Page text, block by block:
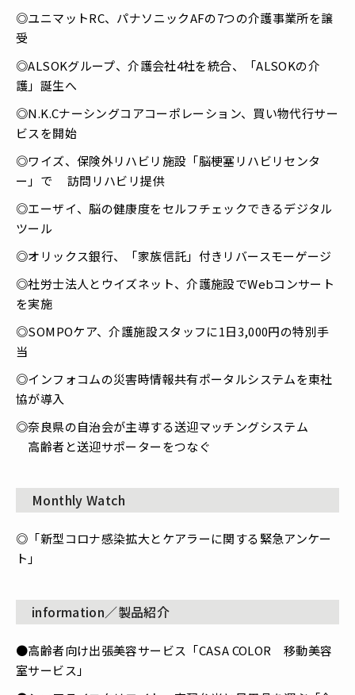
◎ユニマットRC、パナソニックAFの7つの介護事業所を譲
受
◎ALSOKグループ、介護会社4社を統合、「ALSOKの介
護」誕生へ
◎N.K.Cナーシングコアコーポレーション、買い物代行サー
ビスを開始
◎ワイズ、保険外リハビリ施設「脳梗塞リハビリセンタ
ー」で 訪問リハビリ提供
◎エーザイ、脳の健康度をセルフチェックできるデジタル
ツール
◎オリックス銀行、「家族信託」付きリバースモーゲージ
◎社労士法人とウイズネット、介護施設でWebコンサート
を実施
◎SOMPOケア、介護施設スタッフに1日3,000円の特別手
当
◎インフォコムの災害時情報共有ポータルシステムを東社
協が導入
◎奈良県の自治会が主導する送迎マッチングシステム
高齢者と送迎サポーターをつなぐ
Monthly Watch
◎「新型コロナ感染拡大とケアラーに関する緊急アンケー
ト」
information／製品紹介
●高齢者向け出張美容サービス「CASA COLOR 移動美容
室サービス」